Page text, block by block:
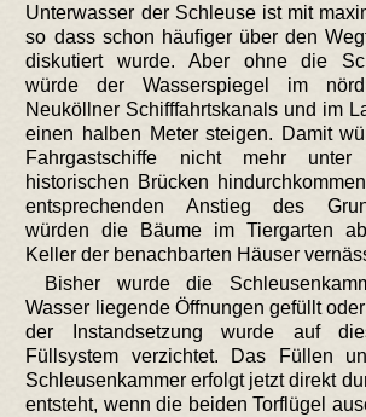
Unterwasser der Schleuse ist mit
so dass schon häufiger über den
diskutiert wurde. Aber ohne die
würde der Wasserspiegel im
Neuköllner Schifffahrtskanals und im
einen halben Meter steigen. Damit
Fahrgastschiffe nicht mehr
historischen Brücken
entsprechenden Anstieg des
würden die Bäume im Tiergarten
Keller der benachbarten Häuser
Bisher wurde die
Wasser liegende Öffnungen gefüllt
der Instandsetzung wurde auf
Füllsystem verzichtet. Das Füllen
Schleusenkammer erfolgt jetzt direkt
entsteht, wenn die beiden Torflügel